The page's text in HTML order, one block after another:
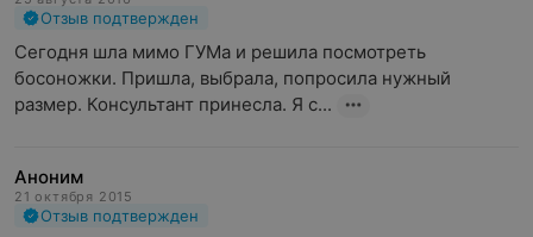
Отзыв подтвержден
Сегодня шла мимо ГУМа и решила посмотреть
босоножки. Пришла, выбрала, попросила нужный
размер. Консультант принесла. Я с...
Аноним
21 октября 2015
Отзыв подтвержден